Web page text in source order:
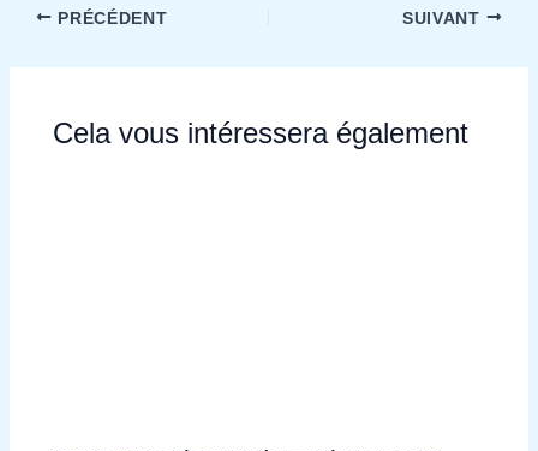
PRÉCÉDENT SUIVANT
Cela vous intéressera également